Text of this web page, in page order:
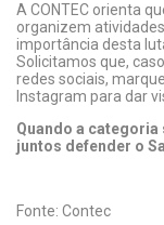
A CONTEC orienta
organizem
importância desta
Solicitamos que,
redes sociais,
Instagram para dar
Quando a categoria
juntos defender o
Fonte: Contec